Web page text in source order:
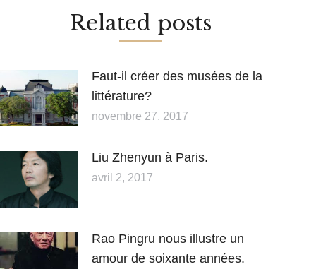
Related posts
Faut-il créer des musées de la
littérature?
novembre 27, 2017
Liu Zhenyun à Paris.
avril 2, 2017
Rao Pingru nous illustre un
amour de soixante années.